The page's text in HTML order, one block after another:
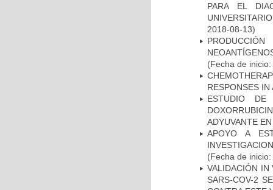
PARA EL
2018-08-13)
(Fecha de
RESPONSES IN
ESTUDIO DE
ADYUVANTE
APOYO A
(Fecha de
VALIDACIÓN IN
SARS-COV-2